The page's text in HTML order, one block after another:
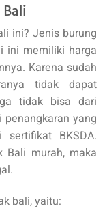
Bali
ini? Jenis burung
ini memiliki harga
Karena sudah
tidak dapat
tidak bisa dari
yang
BKSDA.
Bali murah, maka
bali, yaitu: